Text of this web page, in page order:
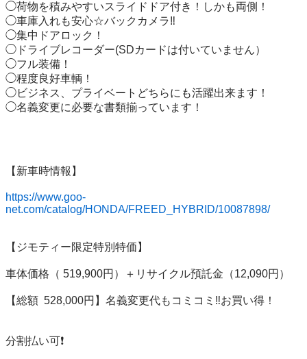
◯荷物を積みやすいスライドドア付き！しかも両側！
◯車庫入れも安心☆バックカメラ‼️
◯集中ドアロック！
◯ドライブレコーダー(SDカードは付いていません）
◯フル装備！
◯程度良好車輌！
◯ビジネス、プライベートどちらにも活躍出来ます！
◯名義変更に必要な書類揃っています！
【新車時情報】
https://www.goo-
net.com/catalog/HONDA/FREED_HYBRID/10087898/
【ジモティー限定特別特価】
車体価格（ 519,900円）＋リサイクル預託金（12,090円）
【総額  528,000円】名義変更代もコミコミ‼️お買い得！
分割払い可❗️